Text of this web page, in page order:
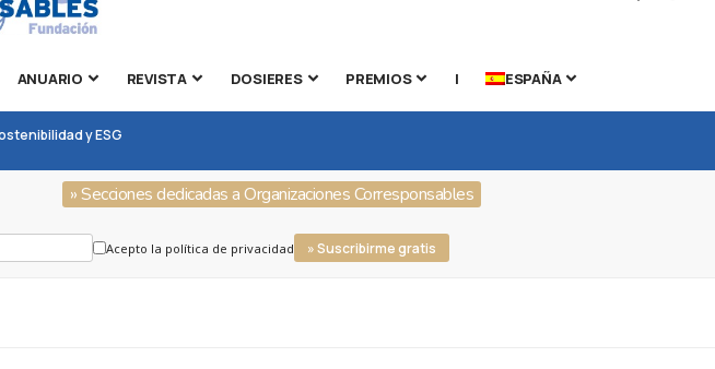
ANUARIO REVISTA DOSIERES PREMIOS | ESPAÑA
y ESG
» Secciones dedicadas a Organizaciones Corresponsables
Acepto la política de privacidad » Suscribirme gratis